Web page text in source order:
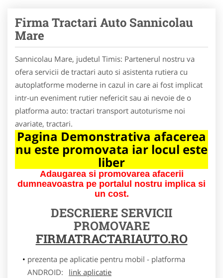
Firma Tractari Auto Sannicolau
Mare
Sannicolau Mare, judetul Timis: Partenerul nostru va
ofera servicii de tractari auto si asistenta rutiera cu
autoplatforme moderne in cazul in care ai fost implicat
intr-un eveniment rutier nefericit sau ai nevoie de o
platforma auto: tractari transport autoturisme noi
avariate, tractari.
Pagina Demonstrativa afacerea
nu este promovata iar locul este
liber
Adaugarea si promovarea afacerii
dumneavoastra pe portalul nostru implica si
un cost.
DESCRIERE SERVICII
PROMOVARE
FIRMATRACTARIAUTO.RO
prezenta pe aplicatie pentru mobil - platforma
ANDROID:
link aplicatie